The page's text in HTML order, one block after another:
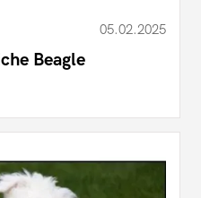
05.02.2025
Beagle